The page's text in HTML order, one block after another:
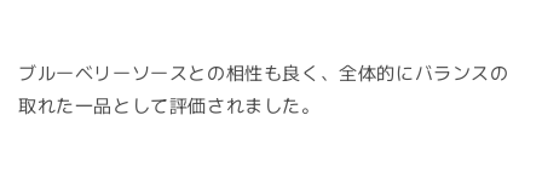
ブルーベリーソースとの相性も良く、全体的にバランスの
取れた一品として評価されました。